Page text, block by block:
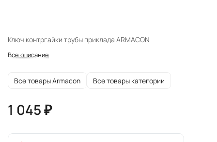
Ключ контргайки трубы приклада ARMACON
Все описание
Все товары Armacon Все товары категории
1 045 ₽